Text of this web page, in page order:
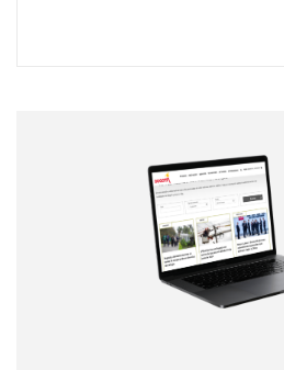
Correo electrónico
Tipo de comentario